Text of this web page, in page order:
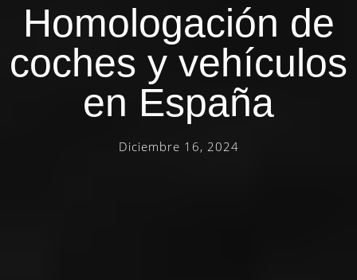
Homologación de
coches y vehículos
en España
Diciembre 16, 2024